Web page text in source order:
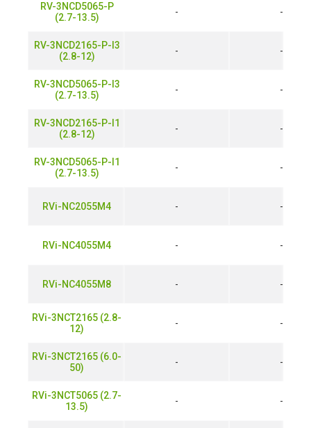
RV-3NCD5065-P
(2.7-13.5)
RV-3NCD2165-P-I3
(2.8-12)
RV-3NCD5065-P-I3
(2.7-13.5)
RV-3NCD2165-P-I1
(2.8-12)
RV-3NCD5065-P-I1
(2.7-13.5)
RVi-NC2055M4
RVi-NC4055M4
RVi-NC4055M8
RVi-3NCT2165 (2.8-
12)
RVi-3NCT2165 (6.0-
50)
RVi-3NCT5065 (2.7-
13.5)
- -
- -
- -
- -
- -
- -
- -
- -
- -
- -
- -